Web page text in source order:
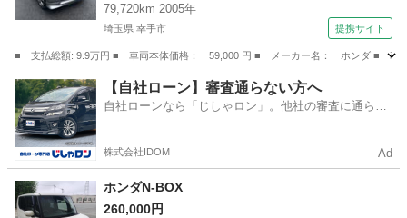
79,720km 2005年
埼玉県 幸手市 提携サイト
■ 支払総額: 9.9万円 ■ 車両本体価格： 59,000 円 ■ メーカー名： ホンダ ■
埼玉 幸手市 ライフ
【自社ローン】審査通らない方へ
自社ローンなら「じしゃロン」。他社の審査に通らな
株式会社IDOM Ad
ホンダN-BOX
260,000円